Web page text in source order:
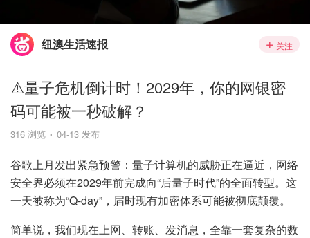
纽澳生活速报 关注
⚠️量子危机倒计时！2029年，你的网银密
码可能被一秒破解？
316 浏览 04-13 发布
谷歌上月发出紧急预警：量子计算机的威胁正在逼近，网络
安全界必须在2029年前完成向“后量子时代”的全面转型。这
一天被称为“Q-day”，届时现有加密体系可能被彻底颠覆。
简单说，我们现在上网、转账、发消息，全靠一套复杂的数